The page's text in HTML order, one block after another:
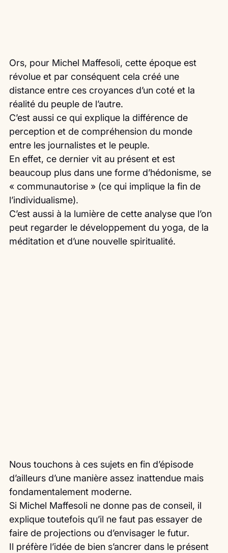
Ors, pour Michel Maffesoli, cette époque est
révolue et par conséquent cela créé une
distance entre ces croyances d’un coté et la
réalité du peuple de l’autre.
C’est aussi ce qui explique la différence de
perception et de compréhension du monde
entre les journalistes et le peuple.
En effet, ce dernier vit au présent et est
beaucoup plus dans une forme d’hédonisme, se
« communautorise » (ce qui implique la fin de
l’individualisme).
C’est aussi à la lumière de cette analyse que l’on
peut regarder le développement du yoga, de la
méditation et d’une nouvelle spiritualité.
Nous touchons à ces sujets en fin d’épisode
d’ailleurs d’une manière assez inattendue mais
fondamentalement moderne.
Si Michel Maffesoli ne donne pas de conseil, il
explique toutefois qu’il ne faut pas essayer de
faire de projections ou d’envisager le futur.
Il préfère l’idée de bien s’ancrer dans le présent